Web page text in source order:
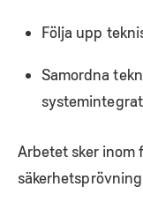
Följa upp
Samordna
Arbetet sker inom